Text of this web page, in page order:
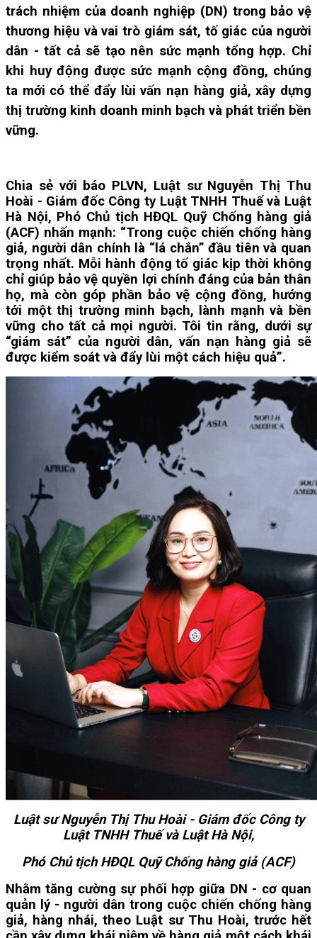
trách nhiệm của doanh nghiệp (DN) trong bảo vệ
thương hiệu và vai trò giám sát, tố giác của người
dân - tất cả sẽ tạo nên sức mạnh tổng hợp. Chỉ
khi huy động được sức mạnh cộng đồng, chúng
ta mới có thể đẩy lùi vấn nạn hàng giả, xây dựng
thị trường kinh doanh minh bạch và phát triển bền
vững.
Chia sẻ với báo PLVN, Luật sư Nguyễn Thị Thu
Hoài - Giám đốc Công ty Luật TNHH Thuế và Luật
Hà Nội, Phó Chủ tịch HĐQL Quỹ Chống hàng giả
(ACF) nhấn mạnh: “Trong cuộc chiến chống hàng
giả, người dân chính là “lá chắn” đầu tiên và quan
trọng nhất. Mỗi hành động tố giác kịp thời không
chỉ giúp bảo vệ quyền lợi chính đáng của bản thân
họ, mà còn góp phần bảo vệ cộng đồng, hướng
tới một thị trường minh bạch, lành mạnh và bền
vững cho tất cả mọi người. Tôi tin rằng, dưới sự
“giám sát” của người dân, vấn nạn hàng giả sẽ
được kiểm soát và đẩy lùi một cách hiệu quả”.
Luật sư Nguyễn Thị Thu Hoài - Giám đốc Công ty
Luật TNHH Thuế và Luật Hà Nội,
Phó Chủ tịch HĐQL Quỹ Chống hàng giả (ACF)
Nhằm tăng cường sự phối hợp giữa DN - cơ quan
quản lý - người dân trong cuộc chiến chống hàng
giả, hàng nhái, theo Luật sư Thu Hoài, trước hết